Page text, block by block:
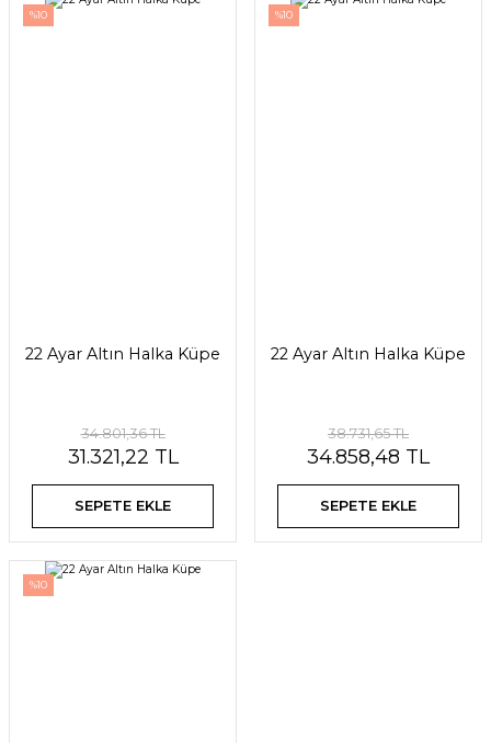
%10
22 Ayar Altın Halka Küpe
34.801,36 TL
31.321,22 TL
SEPETE EKLE
%10
22 Ayar Altın Halka Küpe
38.731,65 TL
34.858,48 TL
SEPETE EKLE
%10